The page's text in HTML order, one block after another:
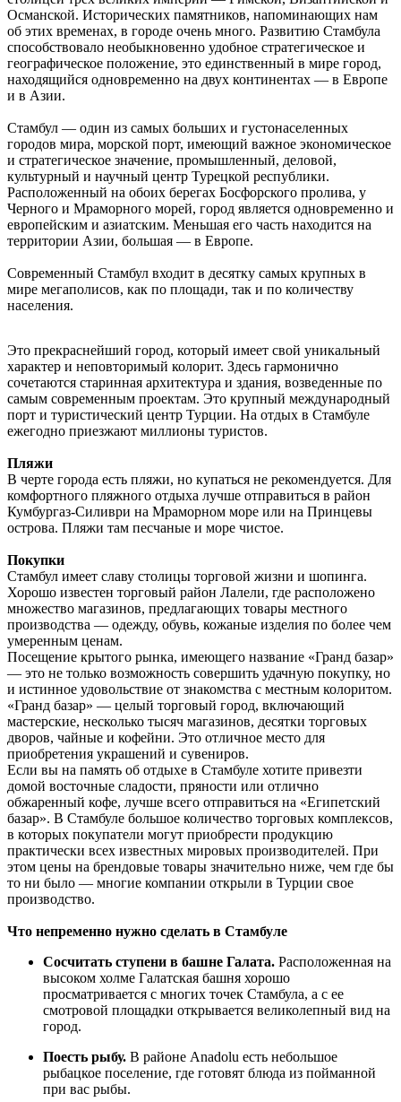
Османской. Исторических памятников, напоминающих нам
об этих временах, в городе очень много. Развитию Стамбула
способствовало необыкновенно удобное стратегическое и
географическое положение, это единственный в мире город,
находящийся одновременно на двух континентах — в Европе
и в Азии.
Стамбул — один из самых больших и густонаселенных
городов мира, морской порт, имеющий важное экономическое
и стратегическое значение, промышленный, деловой,
культурный и научный центр Турецкой республики.
Расположенный на обоих берегах Босфорского пролива, у
Черного и Мраморного морей, город является одновременно и
европейским и азиатским. Меньшая его часть находится на
территории Азии, большая — в Европе.
Современный Стамбул входит в десятку самых крупных в
мире мегаполисов, как по площади, так и по количеству
населения.
Это прекраснейший город, который имеет свой уникальный
характер и неповторимый колорит. Здесь гармонично
сочетаются старинная архитектура и здания, возведенные по
самым современным проектам. Это крупный международный
порт и туристический центр Турции. На отдых в Стамбуле
ежегодно приезжают миллионы туристов.
Пляжи
В черте города есть пляжи, но купаться не рекомендуется. Для
комфортного пляжного отдыха лучше отправиться в район
Кумбургаз-Силиври на Мраморном море или на Принцевы
острова. Пляжи там песчаные и море чистое.
Покупки
Стамбул имеет славу столицы торговой жизни и шопинга.
Хорошо известен торговый район Лалели, где расположено
множество магазинов, предлагающих товары местного
производства — одежду, обувь, кожаные изделия по более чем
умеренным ценам.
Посещение крытого рынка, имеющего название «Гранд базар»
— это не только возможность совершить удачную покупку, но
и истинное удовольствие от знакомства с местным колоритом.
«Гранд базар» — целый торговый город, включающий
мастерские, несколько тысяч магазинов, десятки торговых
дворов, чайные и кофейни. Это отличное место для
приобретения украшений и сувениров.
Если вы на память об отдыхе в Стамбуле хотите привезти
домой восточные сладости, пряности или отлично
обжаренный кофе, лучше всего отправиться на «Египетский
базар». В Стамбуле большое количество торговых комплексов,
в которых покупатели могут приобрести продукцию
практически всех известных мировых производителей. При
этом цены на брендовые товары значительно ниже, чем где бы
то ни было — многие компании открыли в Турции свое
производство.
Что непременно нужно сделать в Стамбуле
Сосчитать ступени в башне Галата. Расположенная на
высоком холме Галатская башня хорошо
просматривается с многих точек Стамбула, а с ее
смотровой площадки открывается великолепный вид на
город.
Поесть рыбу. В районе Anadolu есть небольшое
рыбацкое поселение, где готовят блюда из пойманной
при вас рыбы.